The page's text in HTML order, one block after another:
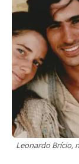
Leonardo Brício,